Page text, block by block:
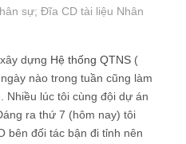
sự; Đĩa CD tài liệu Nhân
dựng Hệ thống QTNS (
nào trong tuần cũng làm
Nhiều lúc tôi cùng đội dự án
ra thứ 7 (hôm nay) tôi
bên đối tác bận đi tỉnh nên